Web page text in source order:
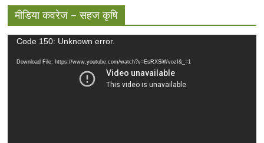
मीडिया कवरेज – सहज कृषि
Video
Code 150: Unknown error.
Download File: https://www.youtube.com/watch?v=EsRXSiWvozI&_=1